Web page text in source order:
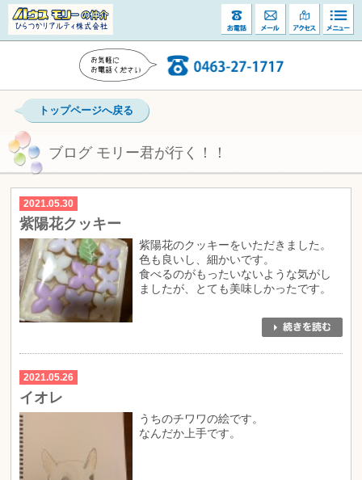
トップページへ戻る
ブログ モリー君が行く！！
2021.05.30
紫陽花クッキー
紫陽花のクッキーをいただきました。
色も良いし、細かいです。
食べるのがもったいないような気がし
ましたが、とても美味しかったです。
2021.05.26
イオレ
うちのチワワの絵です。
なんだか上手です。